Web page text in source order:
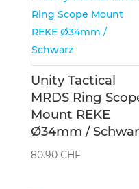
Unity Tactical
MRDS Ring
Mount REKE
Ø34mm /
80.90 CHF